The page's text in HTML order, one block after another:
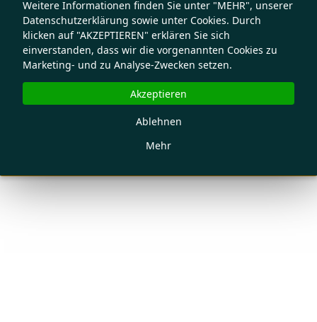
Weitere Informationen finden Sie unter "MEHR", unserer
Datenschutzerklärung sowie unter Cookies. Durch
klicken auf "AKZEPTIEREN" erklären Sie sich
einverstanden, dass wir die vorgenannten Cookies zu
Marketing- und zu Analyse-Zwecken setzen.
Mehr
Ablehnen
Akzeptieren